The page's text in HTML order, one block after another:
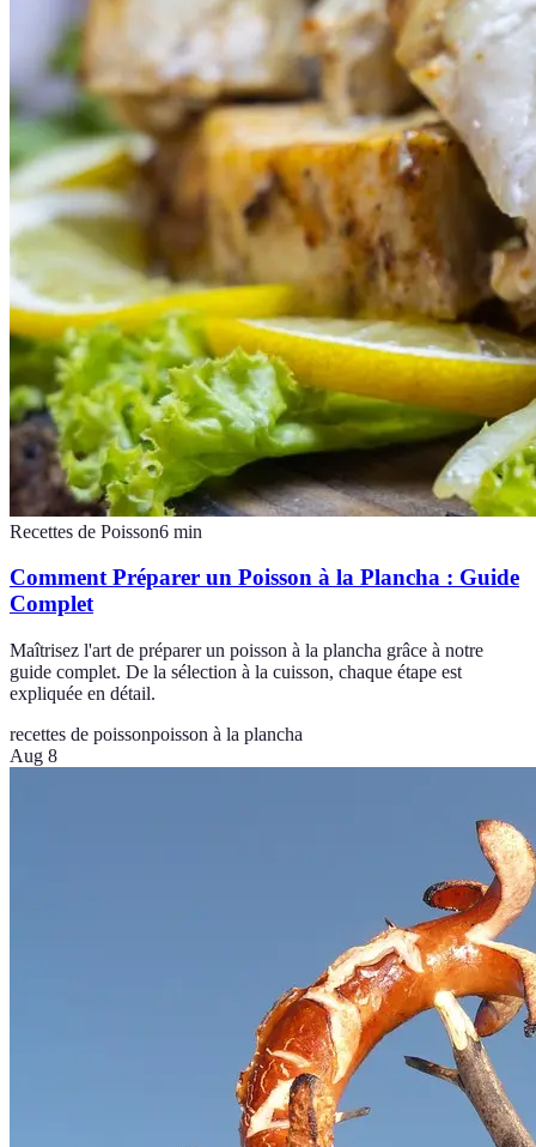
Recettes de Poisson6 min
Comment Préparer un Poisson à la Plancha : Guide
Complet
Maîtrisez l'art de préparer un poisson à la plancha grâce à notre
guide complet. De la sélection à la cuisson, chaque étape est
expliquée en détail.
recettes de poissonpoisson à la plancha
Aug 8